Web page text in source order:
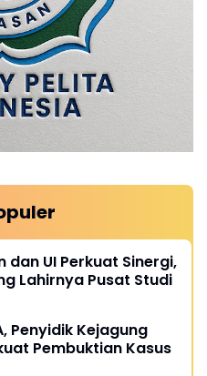
dan UI Perkuat Sinergi,
Lahirnya Pusat Studi
Penyidik Kejagung
Pembuktian Kasus